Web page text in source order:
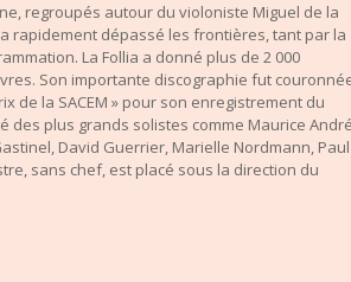
regroupés autour du violoniste Miguel de la
rapidement dépassé les frontières, tant par la
La Follia a donné plus de 2 000
Son importante discographie fut
de la SACEM » pour son enregistrement du
des plus grands solistes comme Maurice
David Guerrier, Marielle Nordmann, Paul
sans chef, est placé sous la direction du